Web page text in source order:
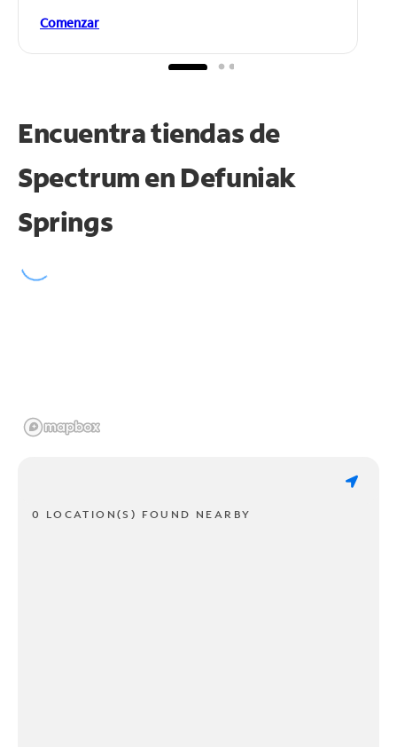
Comenzar
Encuentra tiendas de
Spectrum en Defuniak
Springs
0 LOCATION(S) FOUND NEARBY